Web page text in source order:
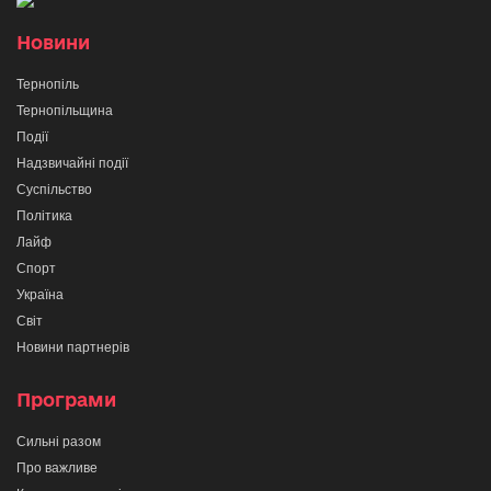
Новини
Тернопіль
Тернопільщина
Події
Надзвичайні події
Суспільство
Політика
Лайф
Спорт
Україна
Світ
Новини партнерів
Програми
Сильні разом
Про важливе